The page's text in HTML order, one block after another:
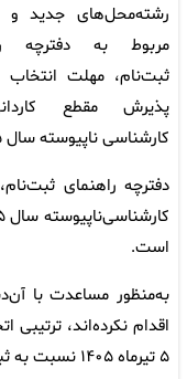
رشته‌محل‌های جدید و
مربوط به دفترچه
ثبت‌نام، مهلت
پذیرش مقطع
کارشناسی ناپیوسته سال ۱۴۰۵ تمدید شد.
دفترچه راهنمای
است.
به‌منظور مساعدت با
اقدام نکرده‌اند،
۵ تیرماه ۱۴۰۵ نسبت به ثبت‌نام خود اقدام کنند.